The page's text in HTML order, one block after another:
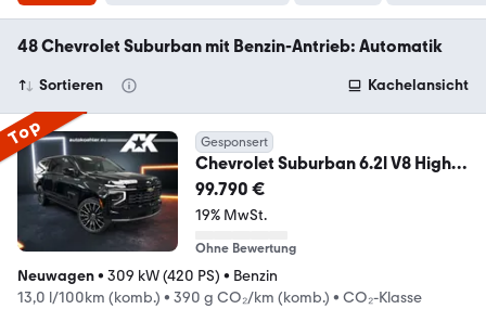
48 Chevrolet Suburban mit Benzin-Antrieb: Automatik
Sortieren Kachelansicht
Top Gesponsert
Chevrolet Suburban 6.2l V8 High
Country MY 2026 24" Fonds
99.790 €
19% MwSt.
Ohne Bewertung
Neuwagen• 309 kW (420 PS) • Benzin
13,0 l/100km (komb.) • 390 g CO₂/km (komb.) • CO₂-Klasse